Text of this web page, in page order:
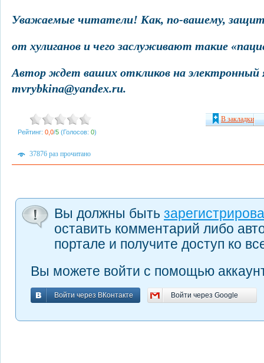
Уважаемые читатели! Как, по-вашему,
от хулиганов и чего заслуживают такие
Автор ждет ваших откликов на
mvrybkina@yandex.ru.
Рейтинг: 0,0/5 (Голосов: 0)
В закладки
37876 раз прочитано
Вы должны быть
оставить комментарий либо
портале и получите доступ ко
Вы можете войти с помощью
Войти через ВКонтакте
Войти через ВКонтакте Войти через Google
Войти через Google